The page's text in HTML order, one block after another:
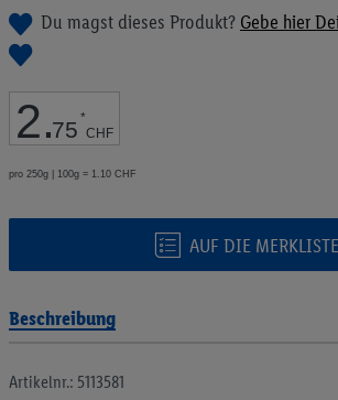
Du magst dieses Produkt? Gebe hier
2.75 *
CHF
pro 250g | 100g = 1.10 CHF
AUF DIE MERKLISTE
springen
Beschreibung
Artikelnr.: 5113581